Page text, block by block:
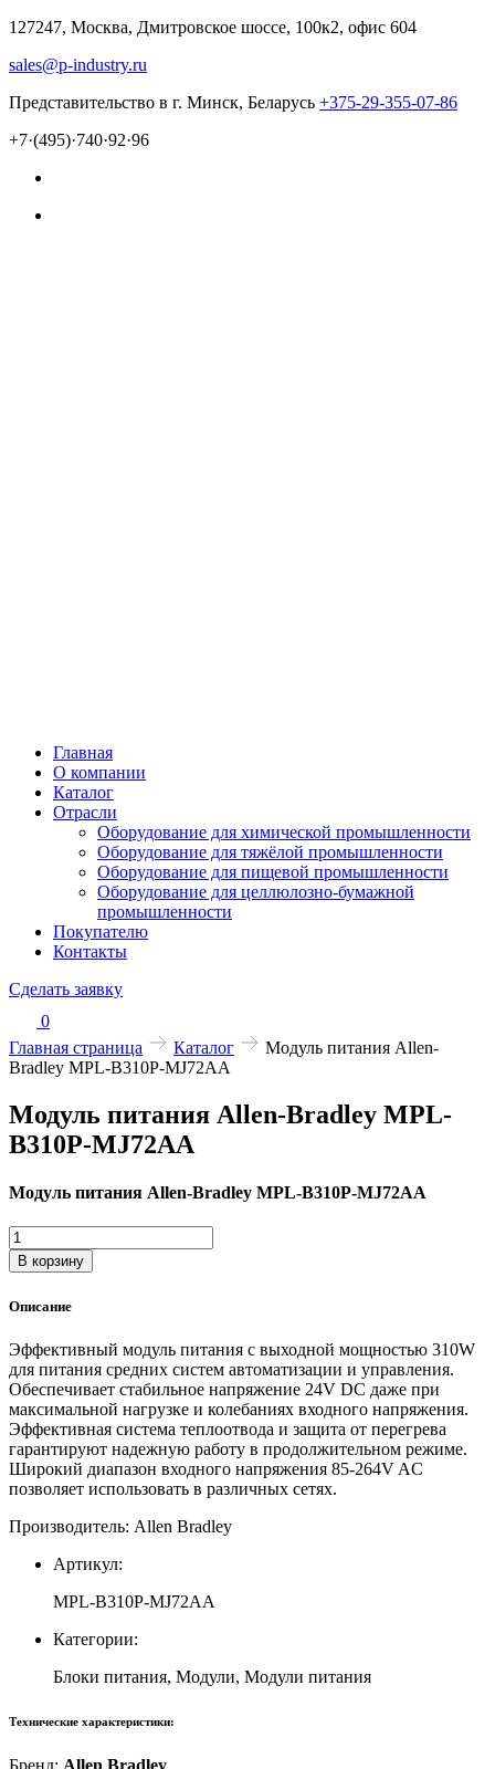
127247, Москва, Дмитровское шоссе, 100к2, офис 604
sales@p-industry.ru
Представительство в г. Минск, Беларусь +375-29-355-07-86
+7·(495)·740·92·96
Главная
О компании
Каталог
Отрасли
Оборудование для химической промышленности
Оборудование для тяжёлой промышленности
Оборудование для пищевой промышленности
Оборудование для целлюлозно-бумажной
промышленности
Покупателю
Контакты
Сделать заявку
0
Главная страница
Каталог
Модуль питания Allen-
Bradley MPL-B310P-MJ72AA
Модуль питания Allen-Bradley MPL-
B310P-MJ72AA
Модуль питания Allen-Bradley MPL-B310P-MJ72AA
Количество
товара
Модуль
Allen-
MPL-
B310P-
MJ72AA
В корзину
Описание
Эффективный модуль питания с выходной мощностью 310W
для питания средних систем автоматизации и управления.
Обеспечивает стабильное напряжение 24V DC даже при
максимальной нагрузке и колебаниях входного напряжения.
Эффективная система теплоотвода и защита от перегрева
гарантируют надежную работу в продолжительном режиме.
Широкий диапазон входного напряжения 85-264V AC
позволяет использовать в различных сетях.
Производитель: Allen Bradley
Артикул:
MPL-B310P-MJ72AA
Категории:
Блоки питания, Модули, Модули питания
Технические характеристики:
Бренд: Allen Bradley